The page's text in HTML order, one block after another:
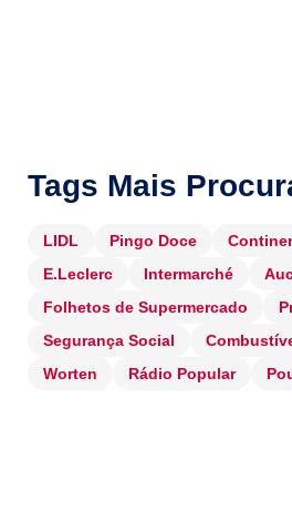
Tags Mais
LIDL Pingo Doce
E.Leclerc
Intermarché
Folhetos de Supermercado
Segurança Social
Worten
Rádio Popular